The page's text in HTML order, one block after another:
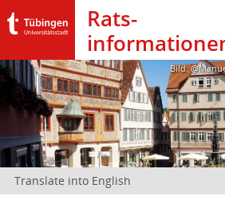
Rats­
Bild:
Translate into English